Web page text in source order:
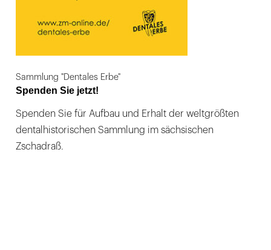
Sammlung "Dentales Erbe"
Spenden Sie jetzt!
Spenden Sie für Aufbau und Erhalt der weltgrößten
dentalhistorischen Sammlung im sächsischen
Zschadraß.